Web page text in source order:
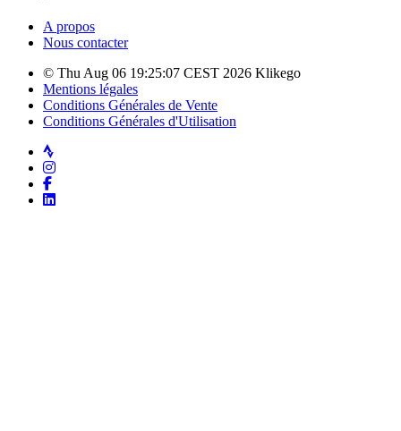
A propos
Nous contacter
© Thu Aug 06 19:25:07 CEST 2026 Klikego
Mentions légales
Conditions Générales de Vente
Conditions Générales d'Utilisation
Strava
Instagram
Facebook
LinkedIn